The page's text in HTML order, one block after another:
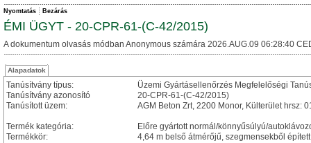
Nyomtatás Bezárás
ÉMI ÜGYT - 20-CPR-61-(C-42/2015)
A dokumentum olvasás módban Anonymous számára 2026.AUG.09 06:28:40
Alapadatok
Tanúsítvány típus:
Üzemi Gyártásellenőrzés Megfelelőségi
Tanúsítvány azonosító
20-CPR-61-(C-42/2015)
Tanúsított üzem:
AGM Beton Zrt, 2200 Monor, Külterület hrsz:
Termék kategória:
Előre gyártott normál/könnyűsúlyú/
Termékkör:
4,64 m belső átmérőjű, szegmensekből